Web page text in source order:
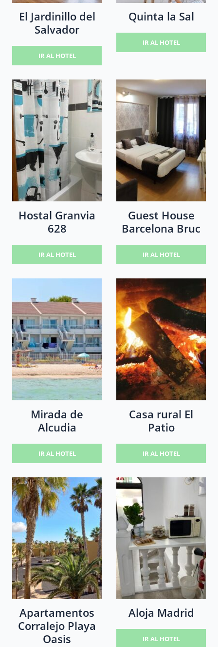
El Jardinillo del
Salvador
IR AL HOTEL
Quinta la Sal
IR AL HOTEL
Hostal Granvia
628
IR AL HOTEL
Guest House
Barcelona Bruc
IR AL HOTEL
Mirada de
Alcudia
IR AL HOTEL
Casa rural El
Patio
IR AL HOTEL
Apartamentos
Corralejo Playa
Oasis
Aloja Madrid
IR AL HOTEL